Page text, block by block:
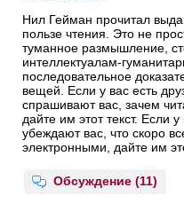
Нил Гейман прочитал
пользе чтения. Это не
туманное размышление,
интеллектуалам-
последовательное
вещей. Если у вас есть
спрашивают вас, зачем
дайте им этот текст. Если
убеждают вас, что скоро
электронными, дайте им
Обсуждение (11)